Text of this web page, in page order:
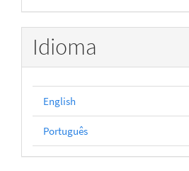
Idioma
English
Português